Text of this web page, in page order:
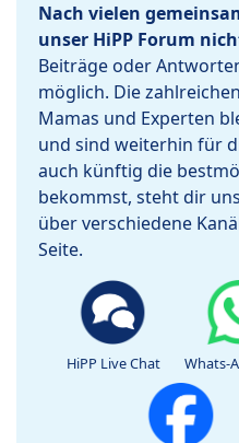
Nach vielen
unser HiPP Forum
Beiträge oder
möglich. Die
Mamas und Experten
und sind weiterhin für
auch künftig die
bekommst, steht dir
über verschiedene
Seite.
HiPP Live Chat Whats-